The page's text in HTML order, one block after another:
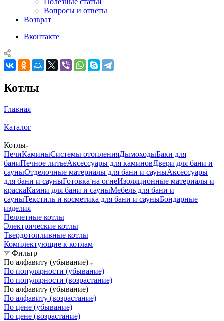
Полезные статьи
Вопросы и ответы
Возврат
Вконтакте
Котлы
Главная
—
Каталог
—
Котлы
ПечиКаминыСистемы отопленияДымоходыБаки для
баниПечное литьеАксессуары для каминовДвери для бани и
сауныОтделочные материалы для бани и сауныАксессуары
для бани и сауныГотовка на огнеИзоляционные материалы и
краскаКамни для бани и сауныМебель для бани и
сауныТекстиль и косметика для бани и сауныБондарные
изделия
Пеллетные котлы
Электрические котлы
Твердотопливные котлы
Комплектующие к котлам
Фильтр
По алфавиту (убывание)
По популярности (убывание)
По популярности (возрастание)
По алфавиту (убывание)
По алфавиту (возрастание)
По цене (убывание)
По цене (возрастание)